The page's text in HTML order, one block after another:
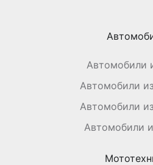
Автомобили
Автомобили
Автомобили
Автомобили